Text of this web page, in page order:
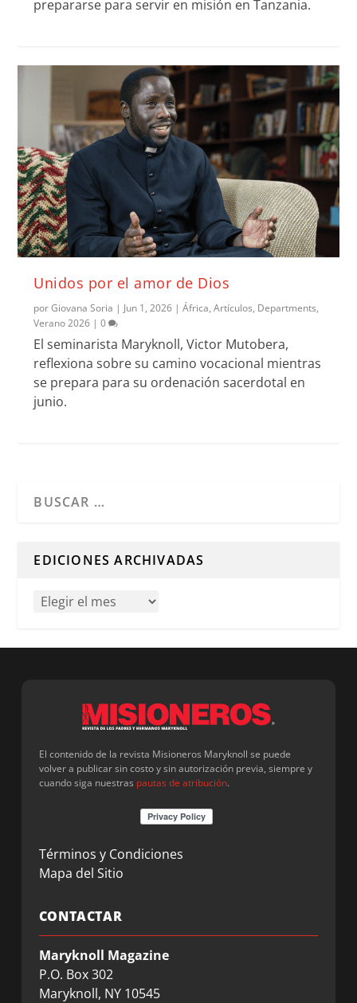
prepararse para servir en misión en Tanzania.
Unidos por el amor de Dios
porGiovana Soria | Jun 1, 2026 |África,Artículos, Departments,
Verano 2026 |0
El seminarista Maryknoll, Victor Mutobera,
reflexiona sobre su camino vocacional mientras
se prepara para su ordenación sacerdotal en
junio.
EDICIONES ARCHIVADAS
El contenido de la revista Misioneros Maryknoll se puede
volver a publicar sin costo y sin autorización previa, siempre y
cuando siga nuestras pautas de atribución.
Términos y Condiciones
Mapa del Sitio
CONTACTAR
Maryknoll Magazine
P.O. Box 302
Maryknoll, NY 10545